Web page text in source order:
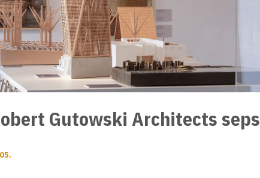
Gutowski Architects